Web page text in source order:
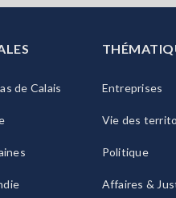
de Calais Entreprises
Vie des
Politique
Affaires &